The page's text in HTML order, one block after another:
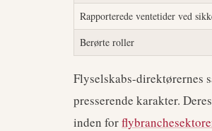
Rapporterede ventetider ved
Berørte roller
Flyselskabs-direktørernes
presserende karakter.
inden for